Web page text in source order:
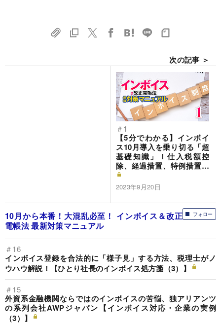
次の記事 ＞
＃1
【5分でわかる】インボイ
ス10月導入を乗り切る「超
基礎知識」！仕入税額控
除、経過措置、特例措置…
2023年9月20日
フォロー
10月から本番！大混乱必至！ インボイス＆改正
電帳法 最新対策マニュアル
＃16
インボイス登録を合法的に「様子見」する方法、税理士がノ
ウハウ解説！【ひとり社長のインボイス処方箋（3）】
＃15
外資系金融機関ならではのインボイスの苦悩、独アリアンツ
の系列会社AWPジャパン【インボイス対応・企業の実例
（3）】